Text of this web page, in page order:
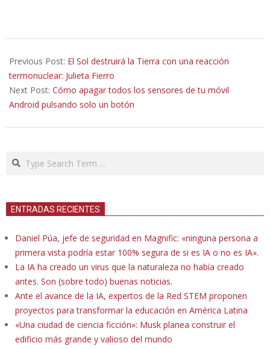
10-
13
Previous Post: El Sol destruirá la Tierra con una reacción
termonuclear: Julieta Fierro
Next Post: Cómo apagar todos los sensores de tu móvil
Android pulsando solo un botón
Search
ENTRADAS RECIENTES
Daniel Púa, jefe de seguridad en Magnific: «ninguna persona a
primera vista podría estar 100% segura de si es IA o no es IA».
La IA ha creado un virus que la naturaleza no había creado
antes. Son (sobre todo) buenas noticias.
Ante el avance de la IA, expertos de la Red STEM proponen
proyectos para transformar la educación en América Latina
«Una ciudad de ciencia ficción»: Musk planea construir el
edificio más grande y valioso del mundo